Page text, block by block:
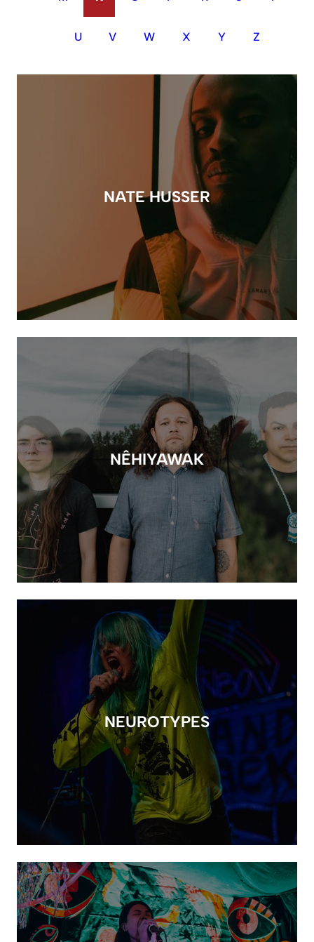
U V W X Y Z
NATE HUSSER
NÊHIYAWAK
NEUROTYPES